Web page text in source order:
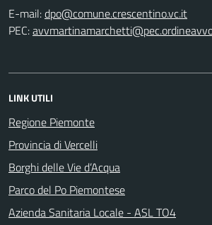
E-mail:
PEC:
LINK UTILI
Regione Piemonte
Provincia di Vercelli
Borghi delle Vie d’Acqua
Parco del Po Piemontese
Azienda Sanitaria Locale - ASL TO4